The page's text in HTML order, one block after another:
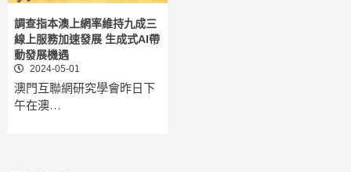
調查指本澳上網率維持九成三
線上服務加速發展 生成式AI帶
動發展機遇
2024-05-01
澳門互聯網研究學會昨日下
午在澳…